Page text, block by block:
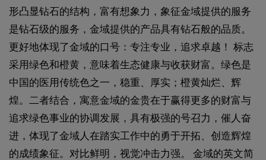
形凸显钻石的结构，富有想象力，象征金域提供的服务
是钻石级的服务，金域提供的产品具有钻石般的品质。
更好地体现了金域的口号：专注专业，追求卓越！ 标志
采用绿色和橙黄，意味着生态健康与收获财富。绿色是
中国的医用传统色之一，稳重、厚实；橙黄灿烂、辉
煌。二者结合，寓意金域的金贵在于赢得更多的财富与
追求绿色事业的协调发展，具有极强的号召力，催人奋
进，体现了金域人在踏实工作中的勇于开拓、创造辉煌
的成绩象征。对比鲜明，视觉冲击力强。 金域的英文简